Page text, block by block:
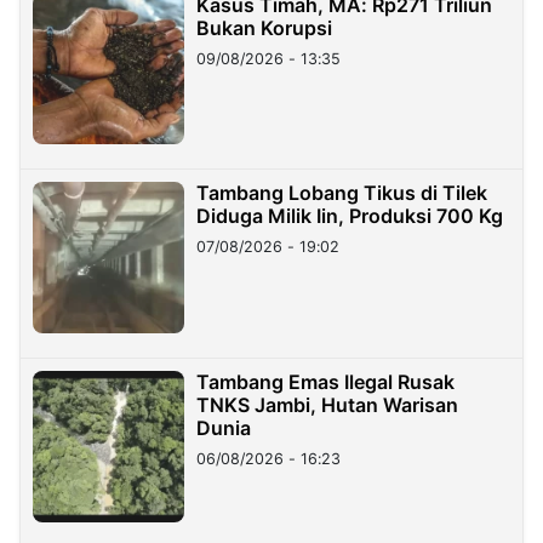
Bukan Korupsi
09/08/2026 - 13:35
Tambang Lobang Tikus di Tilek
Diduga Milik Iin, Produksi 700 Kg
07/08/2026 - 19:02
Tambang Emas Ilegal Rusak
TNKS Jambi, Hutan Warisan
Dunia
06/08/2026 - 16:23